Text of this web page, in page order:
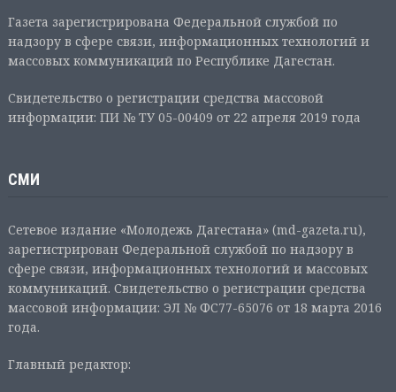
Газета зарегистрирована Федеральной службой по
надзору в сфере связи, информационных технологий и
массовых коммуникаций по Республике Дагестан.
Свидетельство о регистрации средства массовой
информации: ПИ № ТУ 05-00409 от 22 апреля 2019 года
СМИ
Сетевое издание «Молодежь Дагестана» (md-gazeta.ru),
зарегистрирован Федеральной службой по надзору в
сфере связи, информационных технологий и массовых
коммуникаций. Свидетельство о регистрации средства
массовой информации: ЭЛ № ФС77-65076 от 18 марта 2016
года.
Главный редактор: